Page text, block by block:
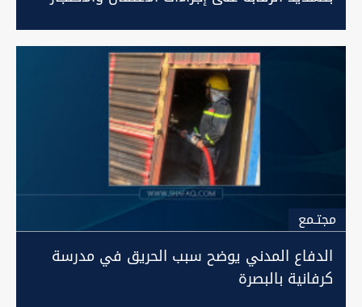
مجتـمع
الدفاع المدني يوضح سبب الحريق في مدرسة
كرفانية بالبصرة